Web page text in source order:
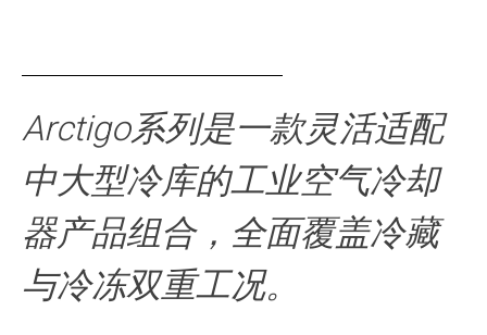
Arctigo系列是一款灵活适配
中大型冷库的工业空气冷却
器产品组合，全面覆盖冷藏
与冷冻双重工况。